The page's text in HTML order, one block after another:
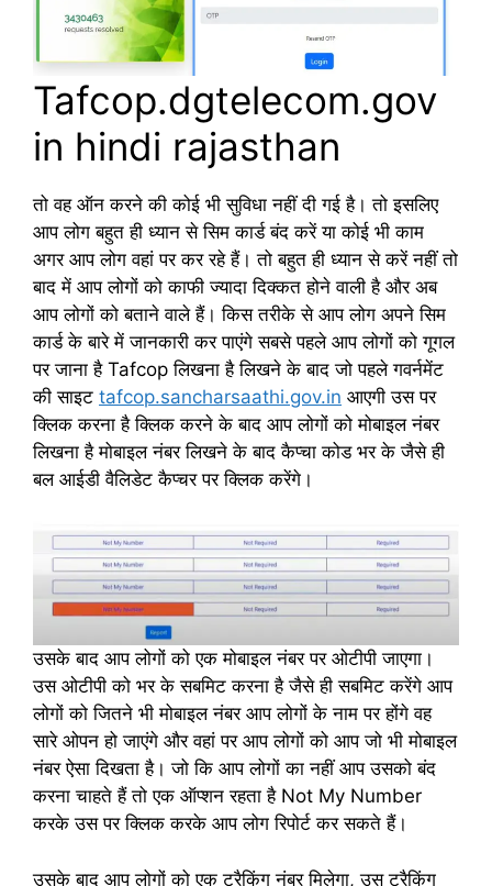
Tafcop.dgtelecom.gov
in hindi rajasthan
तो वह ऑन करने की कोई भी सुविधा नहीं दी गई है। तो इसलिए
आप लोग बहुत ही ध्यान से सिम कार्ड बंद करें या कोई भी काम
अगर आप लोग वहां पर कर रहे हैं। तो बहुत ही ध्यान से करें नहीं तो
बाद में आप लोगों को काफी ज्यादा दिक्कत होने वाली है और अब
आप लोगों को बताने वाले हैं। किस तरीके से आप लोग अपने सिम
कार्ड के बारे में जानकारी कर पाएंगे सबसे पहले आप लोगों को गूगल
पर जाना है Tafcop लिखना है लिखने के बाद जो पहले गवर्नमेंट
की साइट tafcop.sancharsaathi.gov.in आएगी उस पर
क्लिक करना है क्लिक करने के बाद आप लोगों को मोबाइल नंबर
लिखना है मोबाइल नंबर लिखने के बाद कैप्चा कोड भर के जैसे ही
बल आईडी वैलिडेट कैप्चर पर क्लिक करेंगे।
उसके बाद आप लोगों को एक मोबाइल नंबर पर ओटीपी जाएगा।
उस ओटीपी को भर के सबमिट करना है जैसे ही सबमिट करेंगे आप
लोगों को जितने भी मोबाइल नंबर आप लोगों के नाम पर होंगे वह
सारे ओपन हो जाएंगे और वहां पर आप लोगों को आप जो भी मोबाइल
नंबर ऐसा दिखता है। जो कि आप लोगों का नहीं आप उसको बंद
करना चाहते हैं तो एक ऑप्शन रहता है Not My Number
करके उस पर क्लिक करके आप लोग रिपोर्ट कर सकते हैं।
उसके बाद आप लोगों को एक ट्रैकिंग नंबर मिलेगा, उस ट्रैकिंग